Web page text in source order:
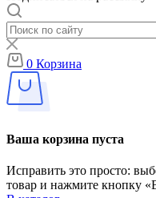
0 Корзина
Ваша корзина пуста
Исправить это просто:
товар и нажмите кнопку